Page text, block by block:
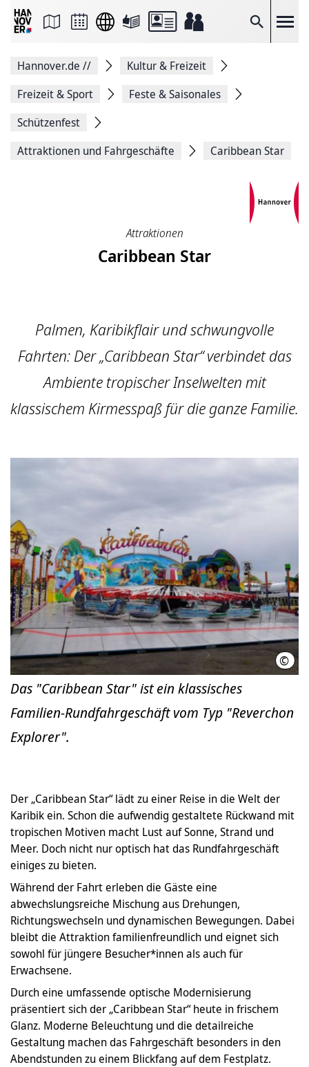
Suche
Seite
Facebook
teilen
Seitenlink
Seite
Hannover.de //
Kultur & Freizeit
Freizeit & Sport
Feste & Saisonales
Schützenfest
Attraktionen und Fahrgeschäfte
Caribbean Star
Attraktionen
Caribbean Star
Palmen, Karibikflair und schwungvolle
Fahrten: Der „Caribbean Star“ verbindet das
Ambiente tropischer Inselwelten mit
klassischem Kirmesspaß für die ganze Familie.
©
Das "Caribbean Star" ist ein klassisches
Familien-Rundfahrgeschäft vom Typ "Reverchon
Explorer".
Der „Caribbean Star“ lädt zu einer Reise in die Welt der
Karibik ein. Schon die aufwendig gestaltete Rückwand mit
tropischen Motiven macht Lust auf Sonne, Strand und
Meer. Doch nicht nur optisch hat das Rundfahrgeschäft
einiges zu bieten.
Während der Fahrt erleben die Gäste eine
abwechslungsreiche Mischung aus Drehungen,
Richtungswechseln und dynamischen Bewegungen. Dabei
bleibt die Attraktion familienfreundlich und eignet sich
sowohl für jüngere Besucher*innen als auch für
Erwachsene.
Durch eine umfassende optische Modernisierung
präsentiert sich der „Caribbean Star“ heute in frischem
Glanz. Moderne Beleuchtung und die detailreiche
Gestaltung machen das Fahrgeschäft besonders in den
Abendstunden zu einem Blickfang auf dem Festplatz.